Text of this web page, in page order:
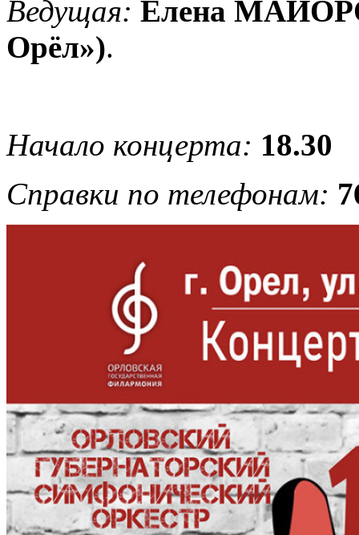
Ведущая: Елена
Орёл»).
Начало концерта: 18.30
Справки по телефонам: